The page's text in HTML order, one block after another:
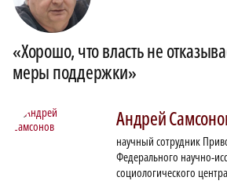
«Хорошо, что власть не
меры поддержки»
Андрей
научный сотрудник
Федерального научно-
социологического